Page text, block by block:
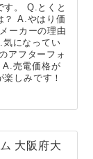
す。 Q.とくと
？ A.やはり価
ーカーの理由
になってい
アフターフォ
A.売電価格が
しみです！
大阪府大